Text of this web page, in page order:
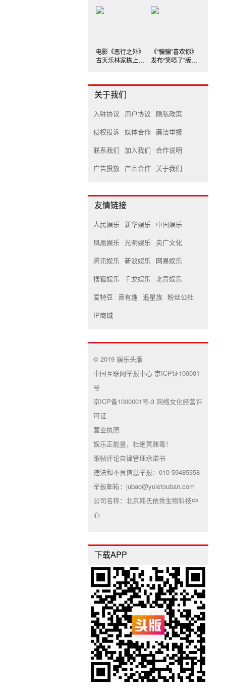
电影《恶行之外》
古天乐林家栋上演
《“骗骗”喜欢你》
发布“笑喷了”版后
关于我们
入驻协议 用户协议
隐私政策
侵权投诉 媒体合作 廉洁举报
联系我们 加入我们 合作说明
广告投放 产品合作 关于我们
友情链接
人民娱乐 新华娱乐
中国娱乐
凤凰娱乐 光明娱乐 央广文化
腾讯娱乐 新浪娱乐
网易娱乐
搜狐娱乐 千龙娱乐 北青娱乐
爱特豆 音有趣 追星族 粉丝公社
IP商城
© 2019 娱乐头版
中国互联网举报中心 京ICP证100001
号
京ICP备1000001号-3 网络文化经营许
可证
营业执照
娱乐正能量，杜绝黄赌毒！
跟帖评论自律管理承诺书
违法和不良信息举报：010-59485358
举报邮箱：jubao@yuletouban.com
公司名称：北京韩氏依秀生物科技中
心
下载APP